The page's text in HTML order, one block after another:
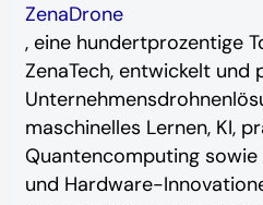
ZenaDrone
, eine hundertprozentige
ZenaTech, entwickelt
maschinelles Lernen, KI,
Quantencomputing
und Hardware-